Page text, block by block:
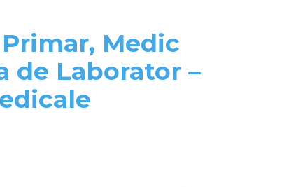
Medic
de Laborator –